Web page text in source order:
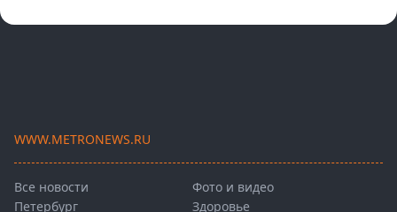
WWW.METRONEWS.RU
Все новости
Петербург
Фото и видео
Здоровье